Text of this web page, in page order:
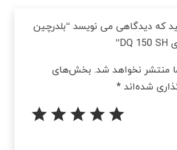
که دیدگاهی می نویسد “بلدرچین
منتشر نخواهد شد. بخش‌های
شده‌اند *